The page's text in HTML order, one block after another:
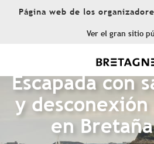
AllerPágina web de los
Ver el gran sitio
Escapada con
y desconexión
en